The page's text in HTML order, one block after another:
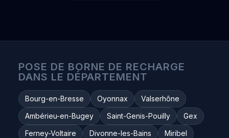
POSE DE BORNE DE RECHARGE
DANS LE DÉPARTEMENT
Bourg-en-Bresse Oyonnax
Valserhône
Ambérieu-en-Bugey
Saint-Genis-Pouilly
Gex
Ferney-Voltaire
Divonne-les-Bains
Miribel